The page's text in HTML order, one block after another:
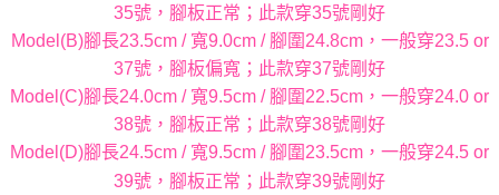
35號，腳板正常；此款穿35號剛好
Model(B)腳長23.5cm / 寬9.0cm / 腳圍24.8cm，一般穿23.5 or
37號，腳板偏寬；此款穿37號剛好
Model(C)腳長24.0cm / 寬9.5cm / 腳圍22.5cm，一般穿24.0 or
38號，腳板正常；此款穿38號剛好
Model(D)腳長24.5cm / 寬9.5cm / 腳圍23.5cm，一般穿24.5 or
39號，腳板正常；此款穿39號剛好